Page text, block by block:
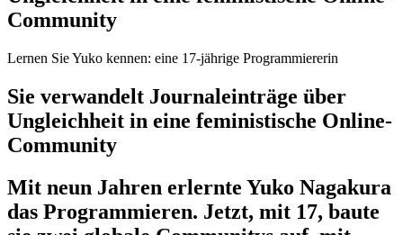
Community
Lernen Sie Yuko kennen: eine 17-jährige Programmiererin
Sie verwandelt Journaleinträge über
Ungleichheit in eine feministische Online-
Community
Mit neun Jahren erlernte Yuko Nagakura
das Programmieren. Jetzt, mit 17, baute